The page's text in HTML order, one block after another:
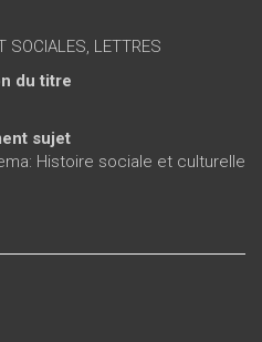
SOCIALES, LETTRES
du titre
sujet
Histoire sociale et culturelle